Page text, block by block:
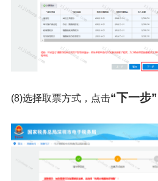
(8)选择取票方式，点击“下一步”